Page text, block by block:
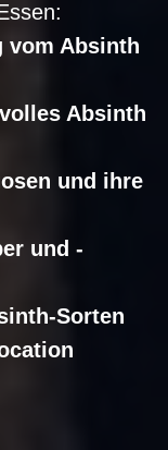
vom Absinth
Absinth
und ihre
und -
Sorten